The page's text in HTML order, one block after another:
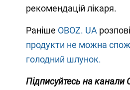
рекомендацій лікаря.
Раніше OBOZ. UA
продукти не можна
голодний шлунок.
Підписуйтесь на канали